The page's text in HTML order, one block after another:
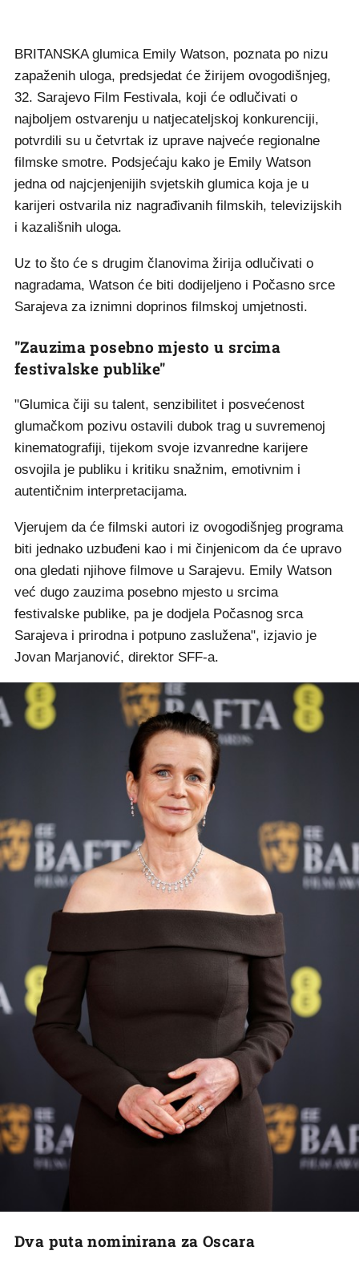
BRITANSKA glumica Emily Watson, poznata po nizu
zapaženih uloga, predsjedat će žirijem ovogodišnjeg,
32. Sarajevo Film Festivala, koji će odlučivati o
najboljem ostvarenju u natjecateljskoj konkurenciji,
potvrdili su u četvrtak iz uprave najveće regionalne
filmske smotre. Podsjećaju kako je Emily Watson
jedna od najcjenjenijih svjetskih glumica koja je u
karijeri ostvarila niz nagrađivanih filmskih, televizijskih
i kazališnih uloga.
Uz to što će s drugim članovima žirija odlučivati o
nagradama, Watson će biti dodijeljeno i Počasno srce
Sarajeva za iznimni doprinos filmskoj umjetnosti.
"Zauzima posebno mjesto u srcima
festivalske publike"
"Glumica čiji su talent, senzibilitet i posvećenost
glumačkom pozivu ostavili dubok trag u suvremenoj
kinematografiji, tijekom svoje izvanredne karijere
osvojila je publiku i kritiku snažnim, emotivnim i
autentičnim interpretacijama.
Vjerujem da će filmski autori iz ovogodišnjeg programa
biti jednako uzbuđeni kao i mi činjenicom da će upravo
ona gledati njihove filmove u Sarajevu. Emily Watson
već dugo zauzima posebno mjesto u srcima
festivalske publike, pa je dodjela Počasnog srca
Sarajeva i prirodna i potpuno zaslužena", izjavio je
Jovan Marjanović, direktor SFF-a.
Dva puta nominirana za Oscara